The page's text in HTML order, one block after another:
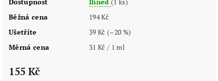
Běžná cena
194 Kč
Ušetříte
39 Kč(–20 %)
Měrná cena
31 Kč / 1 ml
155 Kč